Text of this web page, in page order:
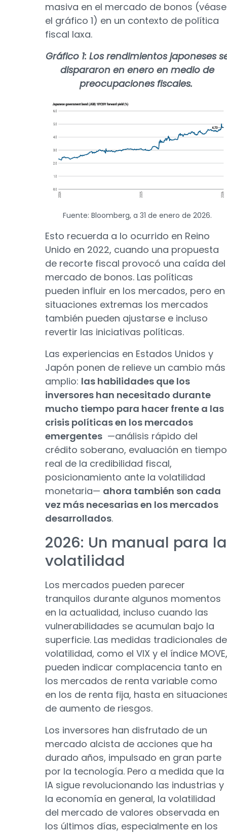
masiva en el mercado de bonos (véase
el gráfico 1) en un contexto de política
fiscal laxa.
Gráfico 1: Los rendimientos japoneses
dispararon en enero en medio de
preocupaciones fiscales.
Fuente: Bloomberg, a 31 de enero de 2026.
Esto recuerda a lo ocurrido en Reino
Unido en 2022, cuando una propuesta
de recorte fiscal provocó una caída del
mercado de bonos. Las políticas
pueden influir en los mercados, pero en
situaciones extremas los mercados
también pueden ajustarse e incluso
revertir las iniciativas políticas.
Las experiencias en Estados Unidos y
Japón ponen de relieve un cambio más
amplio: las habilidades que los
inversores han necesitado durante
mucho tiempo para hacer frente a las
crisis políticas en los mercados
emergentes —análisis rápido del
crédito soberano, evaluación en tiempo
real de la credibilidad fiscal,
posicionamiento ante la volatilidad
monetaria— ahora también son cada
vez más necesarias en los mercados
desarrollados.
2026: Un manual para la
volatilidad
Los mercados pueden parecer
tranquilos durante algunos momentos
en la actualidad, incluso cuando las
vulnerabilidades se acumulan bajo la
superficie. Las medidas tradicionales de
volatilidad, como el VIX y el índice MOVE,
pueden indicar complacencia tanto en
los mercados de renta variable como
en los de renta fija, hasta en
de aumento de riesgos.
Los inversores han disfrutado de un
mercado alcista de acciones que ha
durado años, impulsado en gran parte
por la tecnología. Pero a medida que la
IA sigue revolucionando las industrias y
la economía en general, la volatilidad
del mercado de valores observada en
los últimos días, especialmente en los